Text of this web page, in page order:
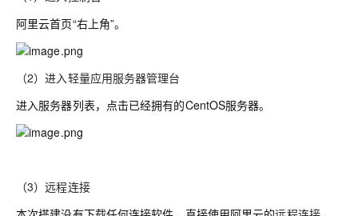
阿里云首页“右上角”。
（2）进入轻量应用服务器管理台
进入服务器列表，点击已经拥有的CentOS服务器。
（3）远程连接